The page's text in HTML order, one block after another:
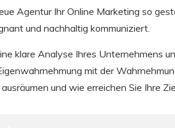
Agentur Ihr Online Marketing so
und nachhaltig kommuniziert.
klare Analyse Ihres Unternehmens
mit der
und wie erreichen Sie Ihre